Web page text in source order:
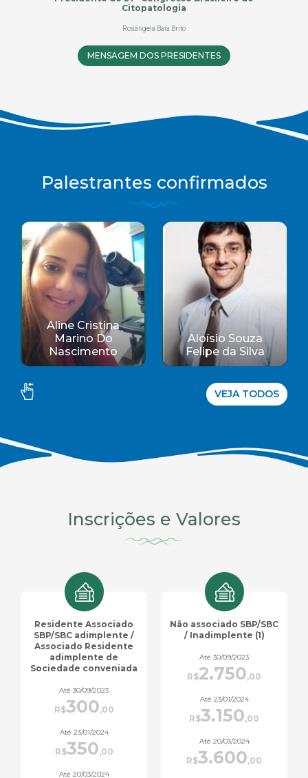
Citopatologia
Rosângela Baía Brito
MENSAGEM DOS PRESIDENTES
Palestrantes confirmados
Aloísio Souza
Felipe da Silva
Amanda Gomes
Carvalho
VEJA TODOS
Inscrições e Valores
Não associado SBP/SBC
/ Inadimplente (1)
Até 30/09/2023
2.750
Até 23/01/2024
3.150
Até 20/03/2024
3.600
Outros profissionais da
saúde (7)
Até 30/09/2023
R$880,00
Até 23/01/2024
R$1.000,00
Até 20/03/2024
R$1.170,00